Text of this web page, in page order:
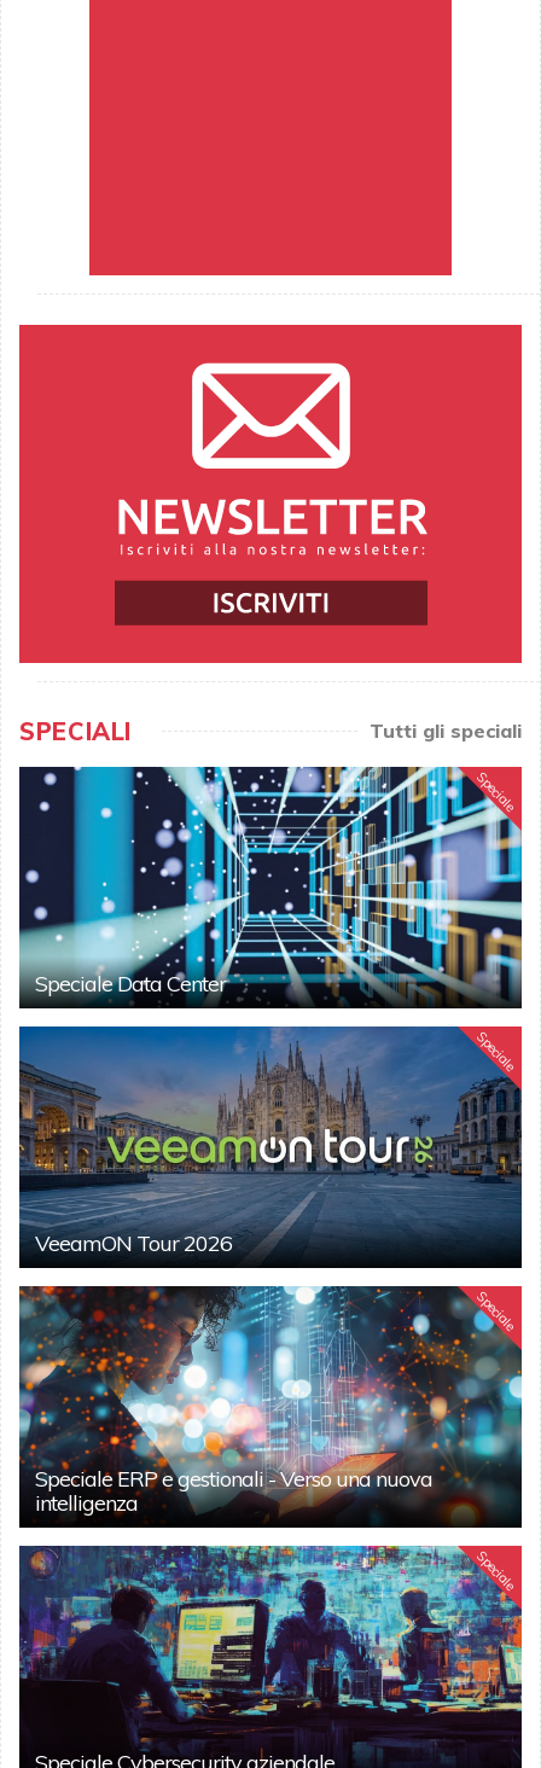
SPECIALI Tutti gli speciali
Speciale
Speciale Data Center
Speciale
VeeamON Tour 2026
Speciale
Speciale ERP e gestionali - Verso una nuova
intelligenza
Speciale